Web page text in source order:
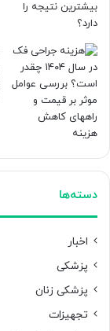
دسته‌ها
اخبار
پزشکی
پزشکی زنان
تجهیزات